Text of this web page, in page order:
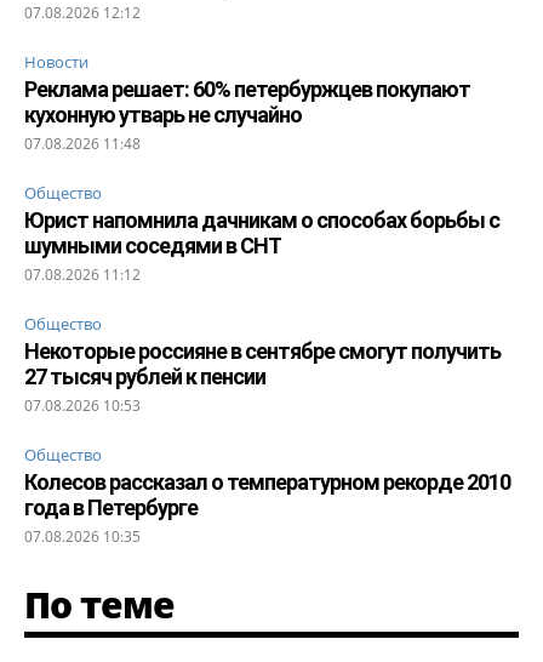
07.08.2026 12:12
Новости
Реклама решает: 60% петербуржцев покупают
кухонную утварь не случайно
07.08.2026 11:48
Общество
Юрист напомнила дачникам о способах борьбы с
шумными соседями в СНТ
07.08.2026 11:12
Общество
Некоторые россияне в сентябре смогут получить
27 тысяч рублей к пенсии
07.08.2026 10:53
Общество
Колесов рассказал о температурном рекорде 2010
года в Петербурге
07.08.2026 10:35
По теме